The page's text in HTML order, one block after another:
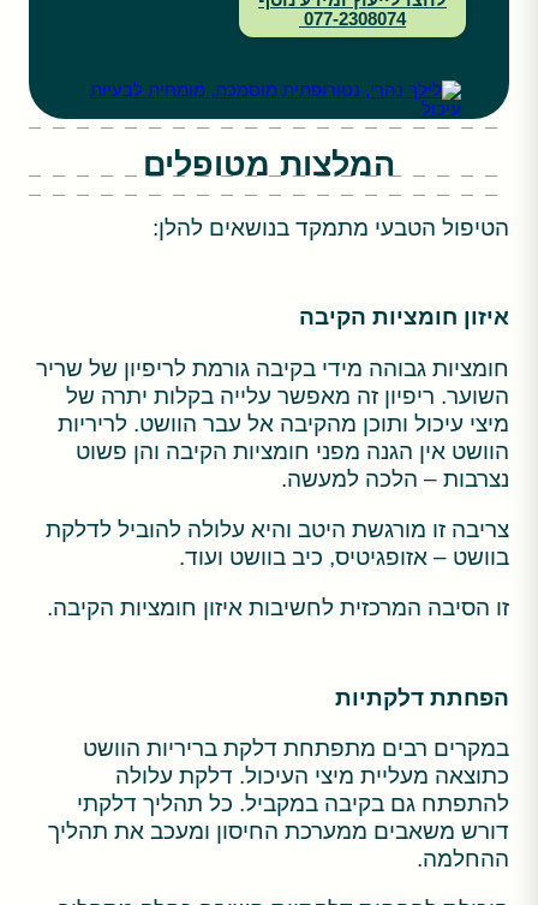
077-2308074
המלצות מטופלים
הטיפול הטבעי מתמקד בנושאים להלן:
איזון חומציות הקיבה
חומציות גבוהה מידי בקיבה גורמת לריפיון של שריר
השוער. ריפיון זה מאפשר עלייה בקלות יתרה של
מיצי עיכול ותוכן מהקיבה אל עבר הוושט. לריריות
הוושט אין הגנה מפני חומציות הקיבה והן פשוט
נצרבות – הלכה למעשה.
צריבה זו מורגשת היטב והיא עלולה להוביל לדלקת
בוושט – אזופגיטיס, כיב בוושט ועוד.
זו הסיבה המרכזית לחשיבות איזון חומציות הקיבה.
הפחתת דלקתיות
במקרים רבים מתפתחת דלקת בריריות הוושט
כתוצאה מעליית מיצי העיכול. דלקת עלולה
להתפתח גם בקיבה במקביל. כל תהליך דלקתי
דורש משאבים ממערכת החיסון ומעכב את תהליך
ההחלמה.